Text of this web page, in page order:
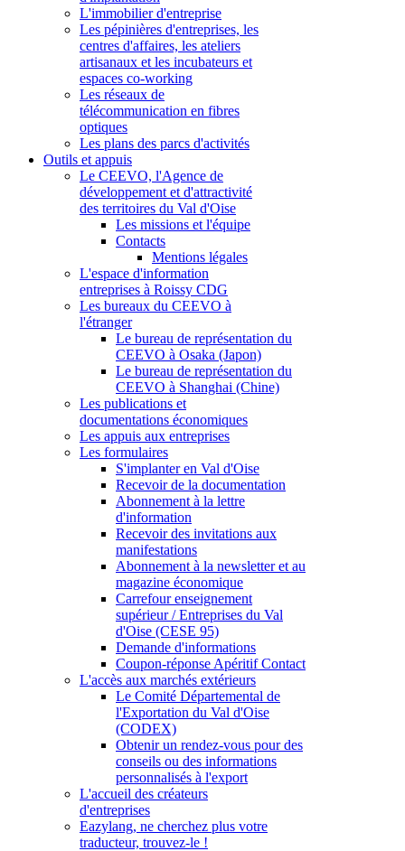
L'immobilier d'entreprise
Les pépinières d'entreprises, les
centres d'affaires, les ateliers
artisanaux et les incubateurs et
espaces co-working
Les réseaux de
télécommunication en fibres
optiques
Les plans des parcs d'activités
Outils et appuis
Le CEEVO, l'Agence de
développement et d'attractivité
des territoires du Val d'Oise
Les missions et l'équipe
Contacts
Mentions légales
L'espace d'information
entreprises à Roissy CDG
Les bureaux du CEEVO à
l'étranger
Le bureau de représentation du
CEEVO à Osaka (Japon)
Le bureau de représentation du
CEEVO à Shanghai (Chine)
Les publications et
documentations économiques
Les appuis aux entreprises
Les formulaires
S'implanter en Val d'Oise
Recevoir de la documentation
Abonnement à la lettre
d'information
Recevoir des invitations aux
manifestations
Abonnement à la newsletter et au
magazine économique
Carrefour enseignement
supérieur / Entreprises du Val
d'Oise (CESE 95)
Demande d'informations
Coupon-réponse Apéritif Contact
L'accès aux marchés extérieurs
Le Comité Départemental de
l'Exportation du Val d'Oise
(CODEX)
Obtenir un rendez-vous pour des
conseils ou des informations
personnalisés à l'export
L'accueil des créateurs
d'entreprises
Eazylang, ne cherchez plus votre
traducteur, trouvez-le !